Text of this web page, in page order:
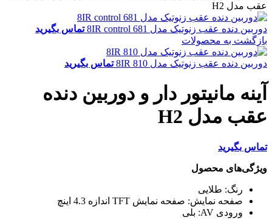
عقب مدل H2
دوربین دنده عقب زنوتیک مدل 681 8IR control
تماس بگیرید
بازگشت به محصولات
دوربین دنده عقب زنوتیک مدل 810 8IR تماس بگیرید
آینه مانیتور دار و دوربین دنده
عقب مدل H2
تماس بگیرید
ویژگی‌های محصول
رنگ: طلایی
صفحه نمایش: صفحه نمایش TFT اندازه 4.3 اینچ
ورودی AV:
بلی